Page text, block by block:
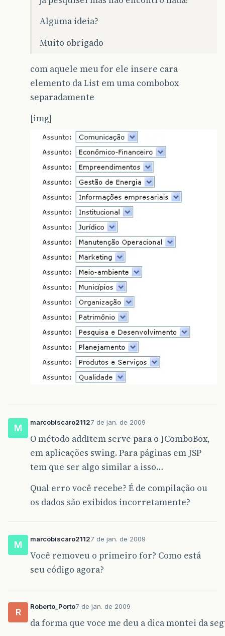
Alguma ideia?
Muito obrigado
com aquele meu for ele insere cara
elemento da List em uma combobox
separadamente
[img]
M
marcobiscaro21127 de jan. de 2009
O método addItem serve para o JComboBox,
em aplicações swing. Para páginas em JSP
tem que ser algo similar a isso…
Qual erro você recebe? É de compilação ou
os dados são exibidos incorretamente?
M
marcobiscaro21127 de jan. de 2009
Você removeu o primeiro for? Como está
seu código agora?
R
Roberto_Porto7 de jan. de 2009
da forma que voce me deu a dica montei da